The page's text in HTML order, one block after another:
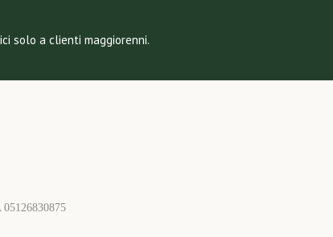
solo a clienti maggiorenni.